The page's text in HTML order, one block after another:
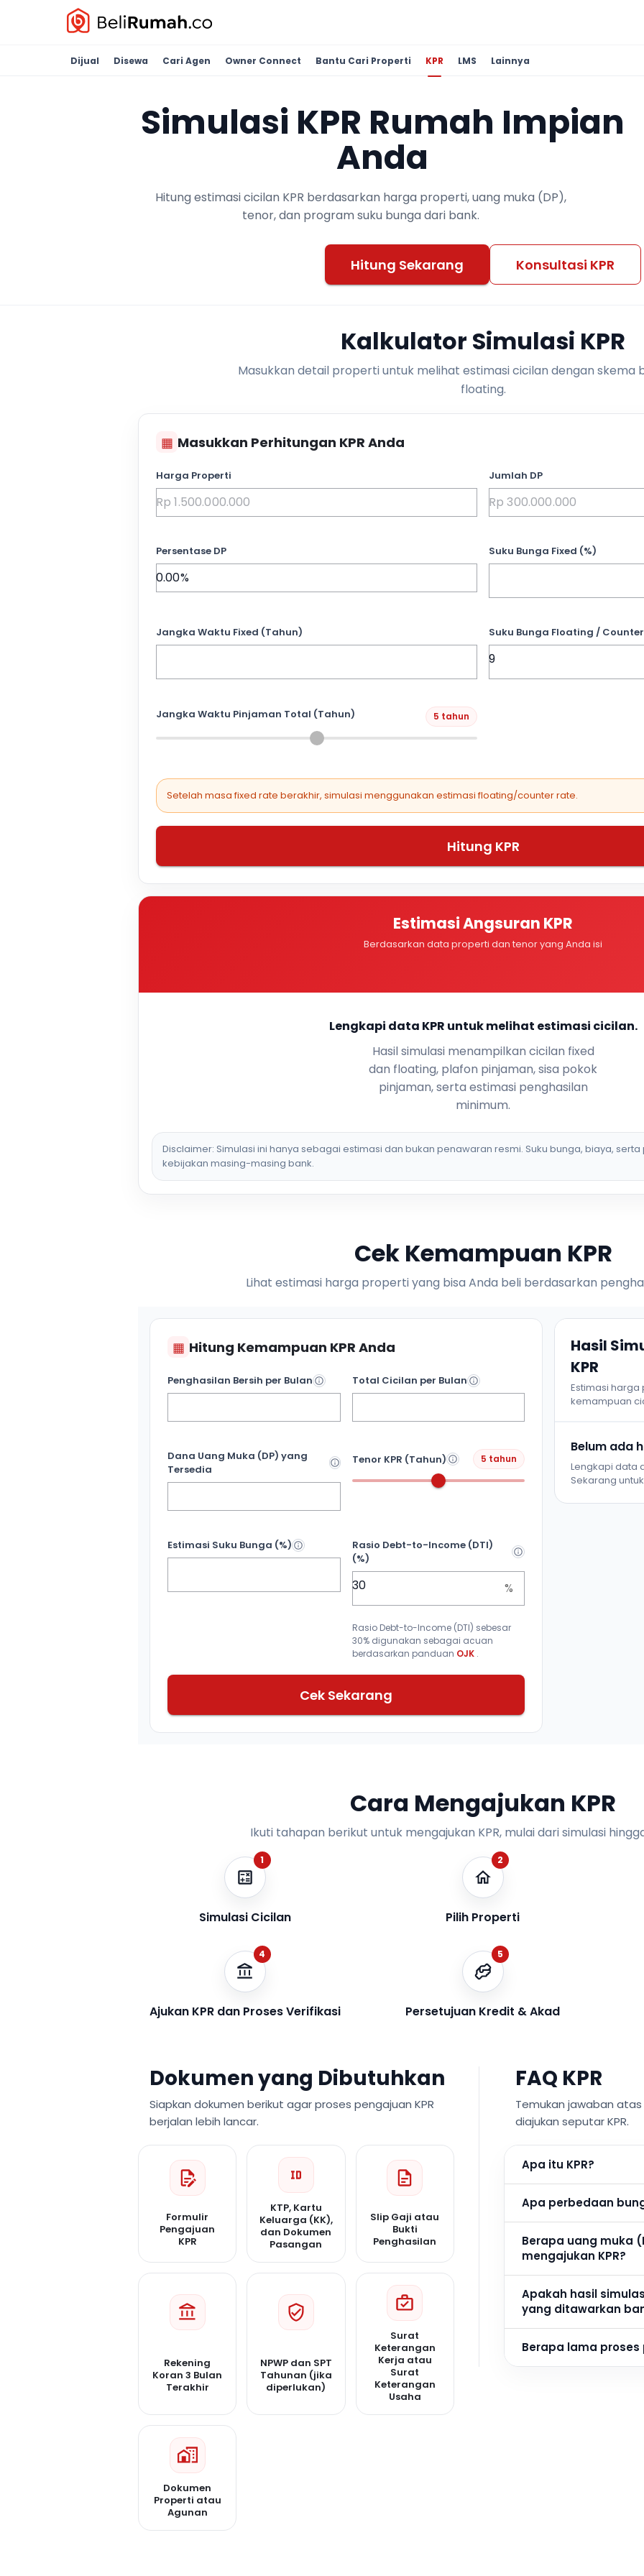
Dijual Disewa Cari Agen Owner Connect Bantu Cari Properti KPR LMS Lainnya
Simulasi KPR Rumah Impian
Anda
Hitung estimasi cicilan KPR berdasarkan harga properti, uang muka (DP),
tenor, dan program suku bunga dari bank.
Hitung Sekarang Konsultasi KPR
Kalkulator Simulasi KPR
Masukkan detail properti untuk melihat estimasi cicilan dengan skema
floating.
▦ Masukkan Perhitungan KPR Anda
Harga Properti Jumlah DP
Persentase DP Suku Bunga Fixed (%)
Jangka Waktu Fixed (Tahun) Suku Bunga Floating /
Jangka Waktu Pinjaman Total (Tahun) 5 tahun
Setelah masa fixed rate berakhir, simulasi menggunakan estimasi floating/counter rate.
Hitung KPR
Estimasi Angsuran KPR
Berdasarkan data properti dan tenor yang Anda isi
Lengkapi data KPR untuk melihat estimasi cicilan.
Hasil simulasi menampilkan cicilan fixed
dan floating, plafon pinjaman, sisa pokok
pinjaman, serta estimasi penghasilan
minimum.
Disclaimer: Simulasi ini hanya sebagai estimasi dan bukan penawaran resmi. Suku bunga, biaya,
kebijakan masing-masing bank.
Cek Kemampuan KPR
Lihat estimasi harga properti yang bisa Anda beli berdasarkan
▦ Hitung Kemampuan KPR Anda
Penghasilan Bersih per Bulan Total Cicilan per Bulan
Dana Uang Muka (DP) yang
Tersedia
Tenor KPR (Tahun) 5 tahun
Estimasi Suku Bunga (%)
Rasio Debt-to-Income (DTI)
(%)
%
Rasio Debt-to-Income (DTI) sebesar
30% digunakan sebagai acuan
berdasarkan panduan OJK .
Cek Sekarang
Hasil
KPR
Estimasi
kemampuan
Belum ada
Lengkapi data
Sekarang
Cara Mengajukan KPR
Ikuti tahapan berikut untuk mengajukan KPR, mulai dari simulasi
1
Simulasi Cicilan
2
Pilih Properti
4
Ajukan KPR dan Proses Verifikasi
5
Persetujuan Kredit & Akad
Dokumen yang Dibutuhkan
Siapkan dokumen berikut agar proses pengajuan KPR
berjalan lebih lancar.
Formulir
Pengajuan
KPR
KTP, Kartu
Keluarga (KK),
dan Dokumen
Pasangan
Slip Gaji atau
Bukti
Penghasilan
Rekening
Koran 3 Bulan
Terakhir
NPWP dan SPT
Tahunan (jika
diperlukan)
Surat
Keterangan
Kerja atau
Surat
Keterangan
Usaha
Dokumen
Properti atau
Agunan
FAQ KPR
Temukan jawaban
diajukan seputar KPR.
Apa itu KPR?
Apa perbedaan
Berapa uang muka
mengajukan KPR?
Apakah hasil
yang ditawarkan
Berapa lama proses